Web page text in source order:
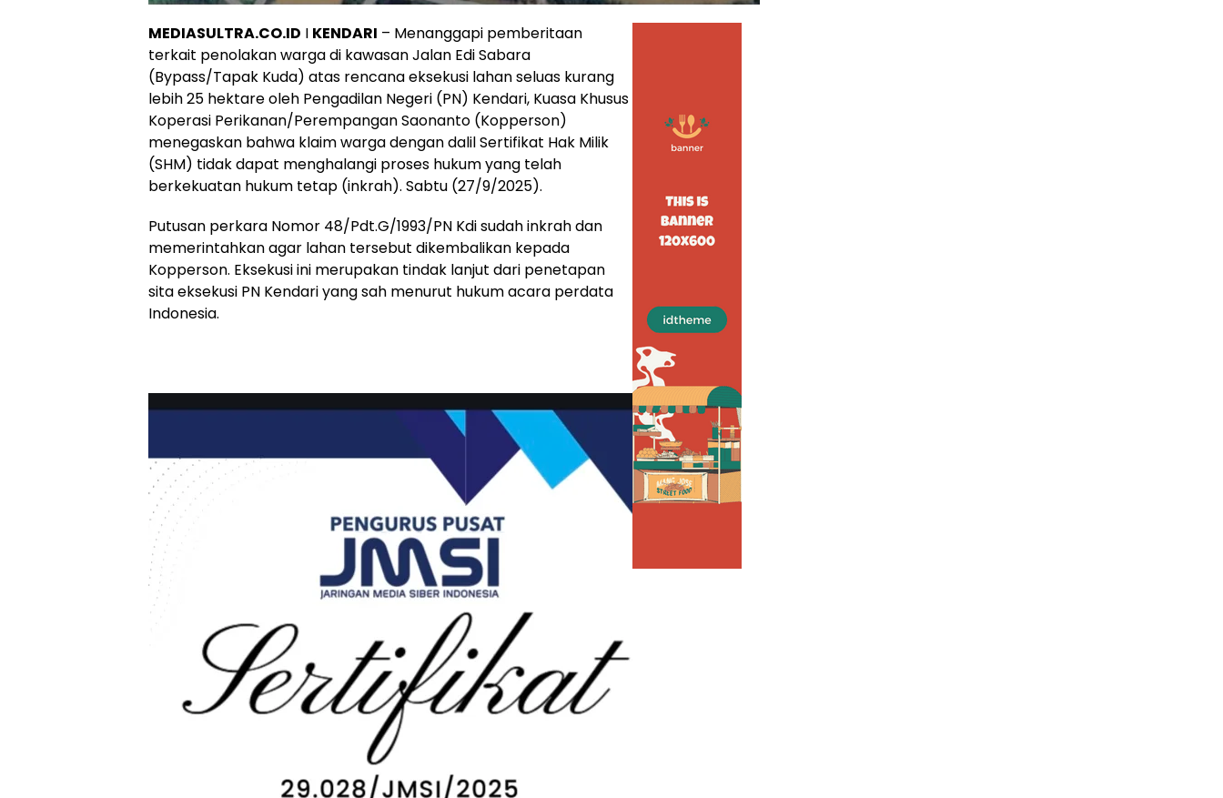
MEDIASULTRA.CO.ID I KENDARI – Menanggapi pemberitaan
terkait penolakan warga di kawasan Jalan Edi Sabara
(Bypass/Tapak Kuda) atas rencana eksekusi lahan seluas kurang
lebih 25 hektare oleh Pengadilan Negeri (PN) Kendari, Kuasa Khusus
Koperasi Perikanan/Perempangan Saonanto (Kopperson)
menegaskan bahwa klaim warga dengan dalil Sertifikat Hak Milik
(SHM) tidak dapat menghalangi proses hukum yang telah
berkekuatan hukum tetap (inkrah). Sabtu (27/9/2025).
Putusan perkara Nomor 48/Pdt.G/1993/PN Kdi sudah inkrah dan
memerintahkan agar lahan tersebut dikembalikan kepada
Kopperson. Eksekusi ini merupakan tindak lanjut dari penetapan
sita eksekusi PN Kendari yang sah menurut hukum acara perdata
Indonesia.